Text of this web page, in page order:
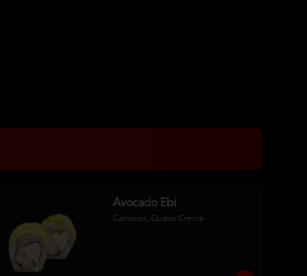
Avocado Ebi
Camaron, Queso Crema